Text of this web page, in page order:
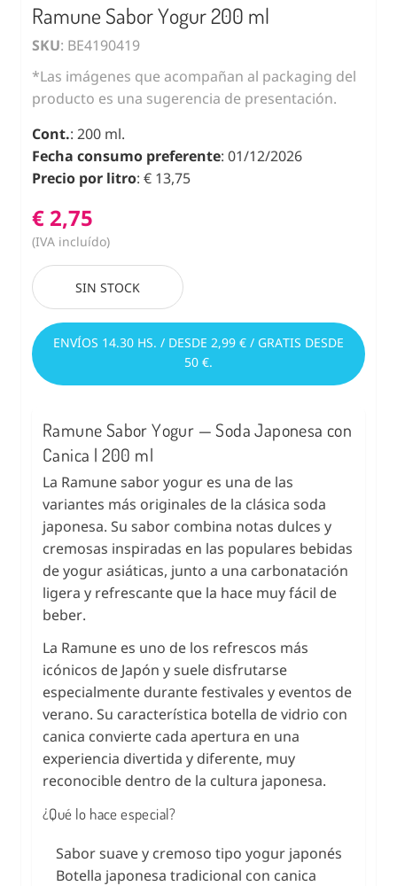
Ramune Sabor Yogur 200 ml
SKU: BE4190419
*Las imágenes que acompañan al packaging del
producto es una sugerencia de presentación.
Cont.: 200 ml.
Fecha consumo preferente: 01/12/2026
Precio por litro: € 13,75
€ 2,75
(IVA incluído)
SIN STOCK
ENVÍOS 14.30 HS. / DESDE 2,99 € / GRATIS DESDE
50 €.
Ramune Sabor Yogur — Soda Japonesa con
Canica | 200 ml
La Ramune sabor yogur es una de las
variantes más originales de la clásica soda
japonesa. Su sabor combina notas dulces y
cremosas inspiradas en las populares bebidas
de yogur asiáticas, junto a una carbonatación
ligera y refrescante que la hace muy fácil de
beber.
La Ramune es uno de los refrescos más
icónicos de Japón y suele disfrutarse
especialmente durante festivales y eventos de
verano. Su característica botella de vidrio con
canica convierte cada apertura en una
experiencia divertida y diferente, muy
reconocible dentro de la cultura japonesa.
¿Qué lo hace especial?
Sabor suave y cremoso tipo yogur japonés
Botella japonesa tradicional con canica